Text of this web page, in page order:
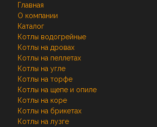
Главная
О компании
Каталог
Котлы водогрейные
Котлы на дровах
Котлы на пеллетах
Котлы на угле
Котлы на торфе
Котлы на щепе и опиле
Котлы на коре
Котлы на брикетах
Котлы на лузге